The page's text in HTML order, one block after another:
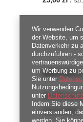
Track-Paket
Wir verwenden
der Website, um
Datenverkehr zu
durchzuführen -
um Werbung zu
Sie unter
unter
Indem Sie diese
einverstanden,
werden. Sie